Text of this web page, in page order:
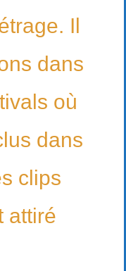
Il
dans
où
dans
clips
attiré